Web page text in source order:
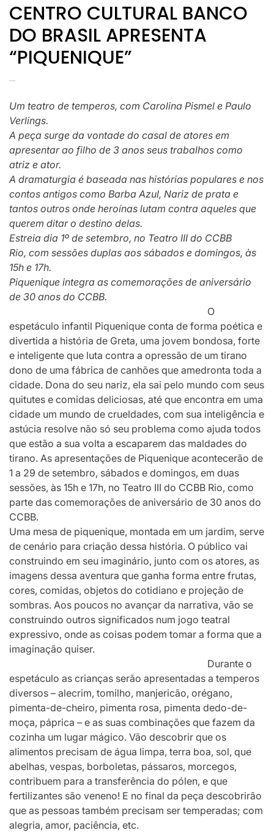
CENTRO CULTURAL BANCO
DO BRASIL APRESENTA
“PIQUENIQUE”
Um teatro de temperos, com Carolina Pismel e Paulo
Verlings.
A peça surge da vontade do casal de atores em
apresentar ao filho de 3 anos seus trabalhos como
atriz e ator.
A dramaturgia é baseada nas histórias populares e nos
contos antigos como Barba Azul, Nariz de prata e
tantos outros onde heroínas lutam contra aqueles que
querem ditar o destino delas.
Estreia dia 1º de setembro, no Teatro III do CCBB
Rio, com sessões duplas aos sábados e domingos, às
15h e 17h.
Piquenique integra as comemorações de aniversário
de 30 anos do CCBB.
O
espetáculo infantil Piquenique conta de forma poética e
divertida a história de Greta, uma jovem bondosa, forte
e inteligente que luta contra a opressão de um tirano
dono de uma fábrica de canhões que amedronta toda a
cidade. Dona do seu nariz, ela sai pelo mundo com seus
quitutes e comidas deliciosas, até que encontra em uma
cidade um mundo de crueldades, com sua inteligência e
astúcia resolve não só seu problema como ajuda todos
que estão a sua volta a escaparem das maldades do
tirano. As apresentações de Piquenique acontecerão de
1 a 29 de setembro, sábados e domingos, em duas
sessões, às 15h e 17h, no Teatro III do CCBB Rio, como
parte das comemorações de aniversário de 30 anos do
CCBB.
Uma mesa de piquenique, montada em um jardim, serve
de cenário para criação dessa história. O público vai
construindo em seu imaginário, junto com os atores, as
imagens dessa aventura que ganha forma entre frutas,
cores, comidas, objetos do cotidiano e projeção de
sombras. Aos poucos no avançar da narrativa, vão se
construindo outros significados num jogo teatral
expressivo, onde as coisas podem tomar a forma que a
imaginação quiser.
Durante o
espetáculo as crianças serão apresentadas a temperos
diversos – alecrim, tomilho, manjericão, orégano,
pimenta-de-cheiro, pimenta rosa, pimenta dedo-de-
moça, páprica – e as suas combinações que fazem da
cozinha um lugar mágico. Vão descobrir que os
alimentos precisam de água limpa, terra boa, sol, que
abelhas, vespas, borboletas, pássaros, morcegos,
contribuem para a transferência do pólen, e que
fertilizantes são veneno! E no final da peça descobrirão
que as pessoas também precisam ser temperadas; com
alegria, amor, paciência, etc.